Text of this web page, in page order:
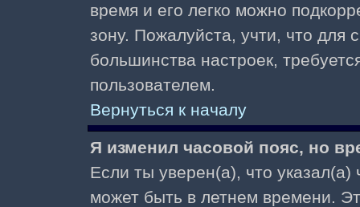
время и его легко можно
зону. Пожалуйста, учти, что для
большинства настроек,
пользователем.
Вернуться к началу
Я изменил часовой пояс, но
Если ты уверен(а), что
может быть в летнем времени.